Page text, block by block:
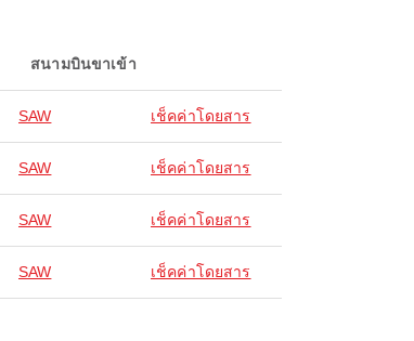
สนามบินขาเข้า
SAW เช็คค่าโดยสาร
SAW เช็คค่าโดยสาร
SAW เช็คค่าโดยสาร
SAW เช็คค่าโดยสาร